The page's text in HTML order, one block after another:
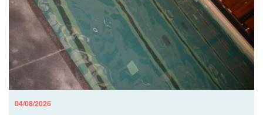
04/08/2026